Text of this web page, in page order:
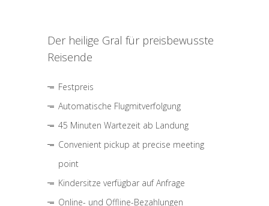
Der heilige Gral für preisbewusste
Reisende
Festpreis
Automatische Flugmitverfolgung
45 Minuten Wartezeit ab Landung
Convenient pickup at precise meeting
point
Kindersitze verfügbar auf Anfrage
Online- und Offline-Bezahlungen